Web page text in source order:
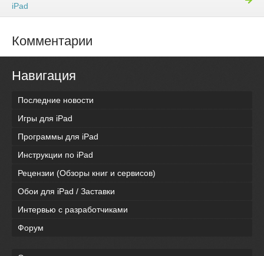
iPad
Комментарии
Навигация
Последние новости
Игры для iPad
Программы для iPad
Инструкции по iPad
Рецензии (Обзоры книг и сервисов)
Обои для iPad / Заставки
Интервью с разработчиками
Форум